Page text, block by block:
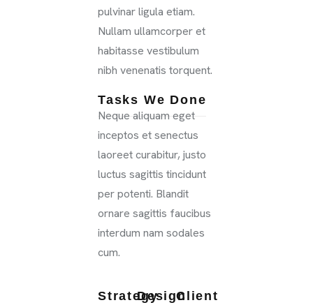
pulvinar ligula etiam.
Nullam ullamcorper et
habitasse vestibulum
nibh venenatis torquent.
Tasks We Done
Neque aliquam eget
inceptos et senectus
laoreet curabitur, justo
luctus sagittis tincidunt
per potenti. Blandit
ornare sagittis faucibus
interdum nam sodales
cum.
StrategyDesignClient